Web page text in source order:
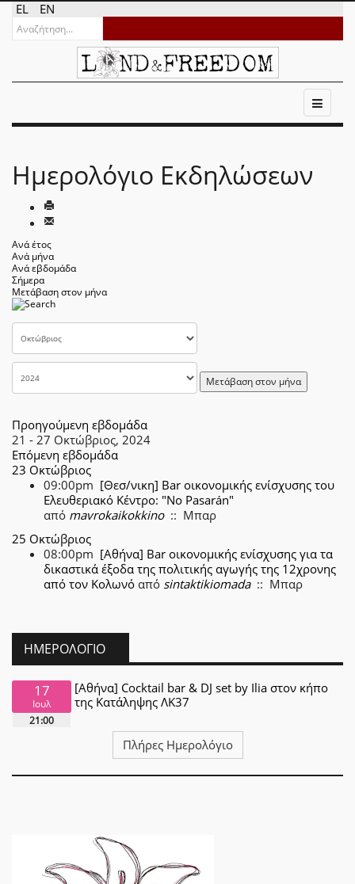
EL EN
Ημερολόγιο Εκδηλώσεων
Ανά έτος
Ανά μήνα
Ανά εβδομάδα
Σήμερα
Μετάβαση στον μήνα
Μετάβαση στον μήνα
Προηγούμενη εβδομάδα
21 - 27 Οκτώβριος, 2024
Επόμενη εβδομάδα
23 Οκτώβριος
09:00pm [Θεσ/νικη] Βar οικονομικής ενίσχυσης του
Ελευθεριακό Κέντρο: "No Pasarán"
από mavrokaikokkino:: Μπαρ
25 Οκτώβριος
08:00pm [Αθήνα] Bar οικονομικής ενίσχυσης για τα
δικαστικά έξοδα της πολιτικής αγωγής της 12χρονης
από τον Κολωνό από sintaktikiomada:: Μπαρ
ΗΜΕΡΟΛΌΓΙΟ
17
Ιουλ
21:00
[Αθήνα] Cocktail bar & DJ set by Ilia στον κήπο
της Κατάληψης ΛΚ37
Πλήρες Ημερολόγιο